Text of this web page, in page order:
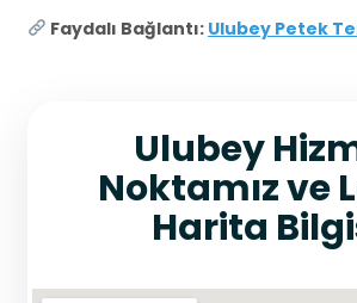
Faydalı Bağlantı: Ulubey Petek
Ulubey
Noktamız ve
Harita